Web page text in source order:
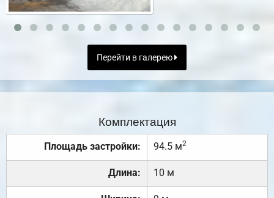
Перейти в галерею
Комплектация
Площадь застройки: 94.5 м2
Длина: 10 м